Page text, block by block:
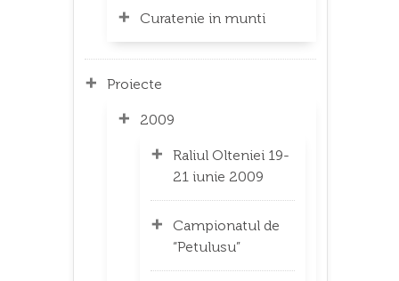
Curatenie in munti
Proiecte
2009
Raliul Olteniei 19-
21 iunie 2009
Campionatul de
“Petulusu”